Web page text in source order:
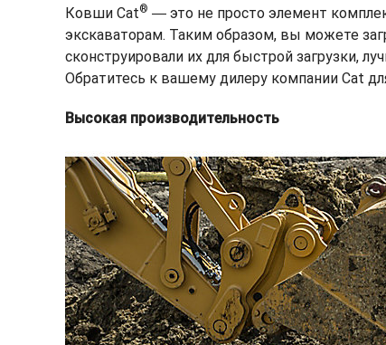
Ковши Cat® ― это не просто элемент
экскаваторам. Таким образом, вы можете
сконструировали их для быстрой загрузки,
Обратитесь к вашему дилеру компании Cat
Высокая производительность